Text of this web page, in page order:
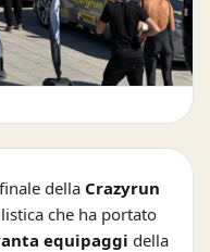
della Crazyrun
che ha portato
equipaggi della